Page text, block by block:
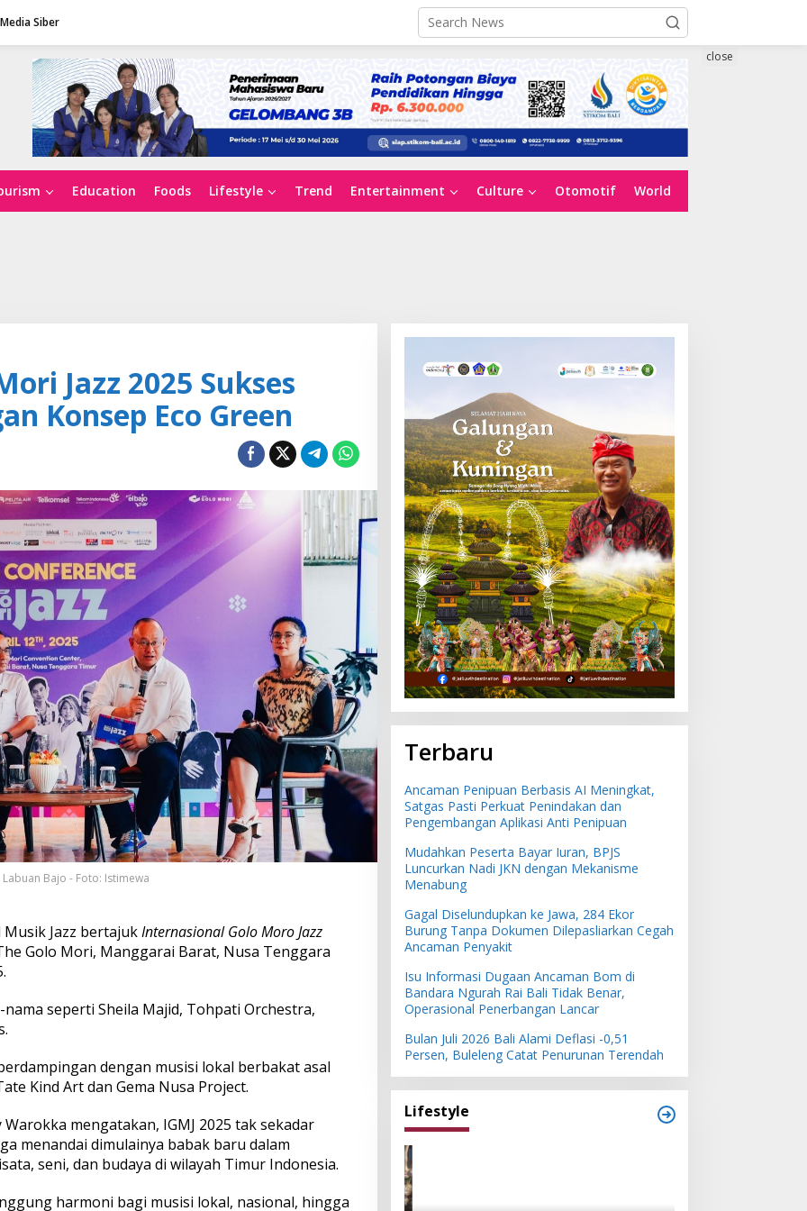
Siber
Education Foods Lifestyle Trend Entertainment Culture Otomotif World
close
Jazz 2025 Sukses
Konsep Eco Green
Bajo - Foto: Istimewa
Jazz bertajukInternasional Golo Moro Jazz
Golo Mori, Manggarai Barat, Nusa Tenggara
seperti Sheila Majid, Tohpati Orchestra,
dengan musisi lokal berbakat asal
Kind Art dan Gema Nusa Project.
mengatakan, IGMJ 2025 tak sekadar
menandai dimulainya babak baru dalam
seni, dan budaya di wilayah Timur Indonesia.
harmoni bagi musisi lokal, nasional, hingga
Terbaru
Ancaman Penipuan Berbasis AI Meningkat,
Satgas Pasti Perkuat Penindakan dan
Pengembangan Aplikasi Anti Penipuan
Mudahkan Peserta Bayar Iuran, BPJS
Luncurkan Nadi JKN dengan Mekanisme
Menabung
Gagal Diselundupkan ke Jawa, 284 Ekor
Burung Tanpa Dokumen Dilepasliarkan Cegah
Ancaman Penyakit
Isu Informasi Dugaan Ancaman Bom di
Bandara Ngurah Rai Bali Tidak Benar,
Operasional Penerbangan Lancar
Bulan Juli 2026 Bali Alami Deflasi -0,51
Persen, Buleleng Catat Penurunan Terendah
Lifestyle